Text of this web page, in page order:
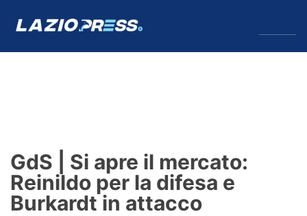
Formello
Infortuni
GdS | Si apre il mercato:
Reinildo per la difesa e
Burkardt in attacco